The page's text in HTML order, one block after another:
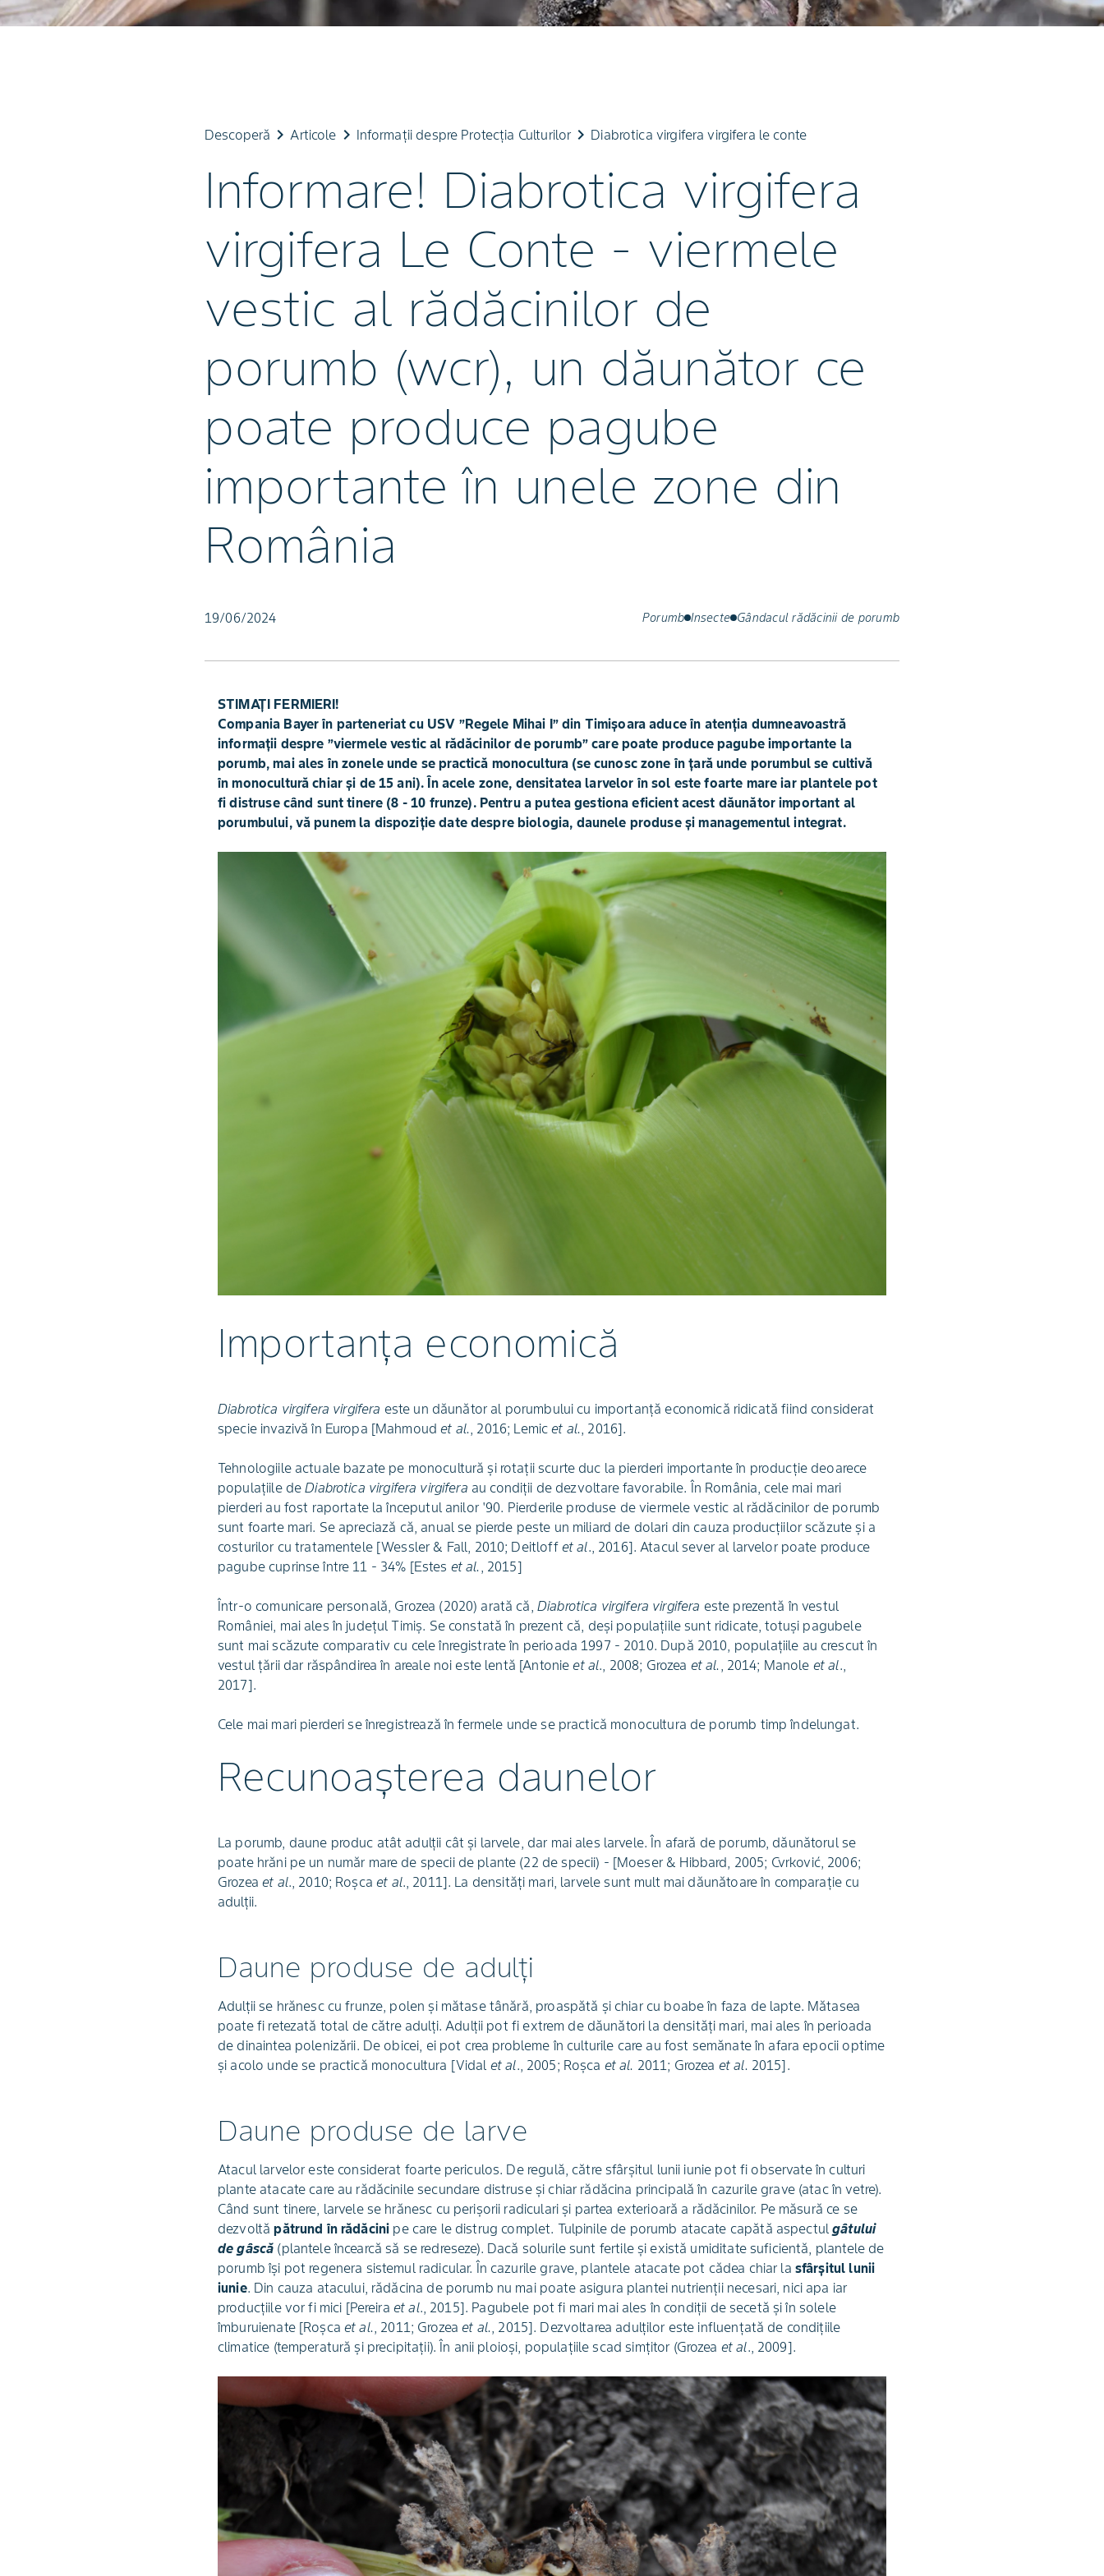
Descoperă keyboard_arrow_rightArticole keyboard_arrow_right Informații despre Protecția Culturilor keyboard_arrow_right Diabrotica virgifera virgifera le conte
Informare! Diabrotica virgifera
virgifera Le Conte - viermele
vestic al rădăcinilor de
porumb (wcr), un dăunător ce
poate produce pagube
importante în unele zone din
România
19/06/2024 Porumb Insecte Gândacul rădăcinii de porumb
STIMAȚI FERMIERI!
Compania Bayer în parteneriat cu USV ”Regele Mihai I” din Timișoara aduce în atenția dumneavoastră
informații despre ”viermele vestic al rădăcinilor de porumb” care poate produce pagube importante la
porumb, mai ales în zonele unde se practică monocultura (se cunosc zone în țară unde porumbul se cultivă
în monocultură chiar și de 15 ani). În acele zone, densitatea larvelor în sol este foarte mare iar plantele pot
fi distruse când sunt tinere (8 - 10 frunze). Pentru a putea gestiona eficient acest dăunător important al
porumbului, vă punem la dispoziție date despre biologia, daunele produse și managementul integrat.
Importanța economică
Diabrotica virgifera virgifera este un dăunător al porumbului cu importanță economică ridicată fiind considerat
specie invazivă în Europa [Mahmoudet al., 2016; Lemicet al., 2016].
Tehnologiile actuale bazate pe monocultură și rotații scurte duc la pierderi importante în producție deoarece
populațiile deDiabrotica virgifera virgifera au condiții de dezvoltare favorabile. În România, cele mai mari
pierderi au fost raportate la începutul anilor '90. Pierderile produse de viermele vestic al rădăcinilor de porumb
sunt foarte mari. Se apreciază că, anual se pierde peste un miliard de dolari din cauza producțiilor scăzute și a
costurilor cu tratamentele [Wessler & Fall, 2010; Deitloff et al., 2016]. Atacul sever al larvelor poate produce
pagube cuprinse între 11 - 34% [Estes et al., 2015]
Într-o comunicare personală, Grozea (2020) arată că, Diabrotica virgifera virgifera este prezentă în vestul
României, mai ales în județul Timiș. Se constată în prezent că, deși populațiile sunt ridicate, totuși pagubele
sunt mai scăzute comparativ cu cele înregistrate în perioada 1997 - 2010. După 2010, populațiile au crescut în
vestul țării dar răspândirea în areale noi este lentă [Antonieet al., 2008; Grozea et al., 2014; Manole et al.,
2017].
Cele mai mari pierderi se înregistrează în fermele unde se practică monocultura de porumb timp îndelungat.
Recunoașterea daunelor
La porumb, daune produc atât adulții cât și larvele, dar mai ales larvele. În afară de porumb, dăunătorul se
poate hrăni pe un număr mare de specii de plante (22 de specii) - [Moeser & Hibbard, 2005; Cvrković, 2006;
Grozeaet al., 2010; Roșcaet al., 2011]. La densități mari, larvele sunt mult mai dăunătoare în comparație cu
adulții.
Daune produse de adulți
Adulții se hrănesc cu frunze, polen și mătase tânără, proaspătă și chiar cu boabe în faza de lapte. Mătasea
poate fi retezată total de către adulți. Adulții pot fi extrem de dăunători la densități mari, mai ales în perioada
de dinaintea polenizării. De obicei, ei pot crea probleme în culturile care au fost semănate în afara epocii optime
și acolo unde se practică monocultura [Vidal et al., 2005; Roșca et al. 2011; Grozea et al. 2015].
Daune produse de larve
Atacul larvelor este considerat foarte periculos. De regulă, către sfârșitul lunii iunie pot fi observate în culturi
plante atacate care au rădăcinile secundare distruse și chiar rădăcina principală în cazurile grave (atac în vetre).
Când sunt tinere, larvele se hrănesc cu perișorii radiculari și partea exterioară a rădăcinilor. Pe măsură ce se
dezvoltăpătrund în rădăcini pe care le distrug complet. Tulpinile de porumb atacate capătă aspectulgâtului
de gâscă (plantele încearcă să se redreseze). Dacă solurile sunt fertile și există umiditate suficientă, plantele de
porumb își pot regenera sistemul radicular. În cazurile grave, plantele atacate pot cădea chiar la sfârșitul lunii
iunie. Din cauza atacului, rădăcina de porumb nu mai poate asigura plantei nutrienții necesari, nici apa iar
producțiile vor fi mici [Pereira et al., 2015]. Pagubele pot fi mari mai ales în condiții de secetă și în solele
îmburuienate [Roșca et al., 2011; Grozeaet al., 2015]. Dezvoltarea adulților este influențată de condițiile
climatice (temperatură și precipitații). În anii ploioși, populațiile scad simțitor (Grozea et al., 2009].